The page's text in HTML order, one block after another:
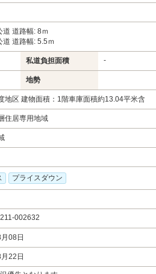
道 道路幅: 8ｍ
道 道路幅: 5.5ｍ
私道負担面積 -
地勢
地区 建物面積：1階車庫面積約13.04平米含
住居専用地域
プライスダウン
002632
08日
22日